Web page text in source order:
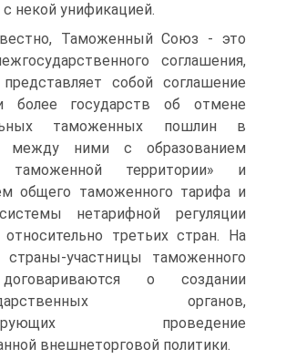
с некой унификацией.
Таможенный Союз - это
соглашения,
собой соглашение
более государств об отмене
таможенных пошлин в
между ними с образованием
таможенной территории» и
общего таможенного тарифа и
нетарифной регуляции
относительно третьих стран. На
страны-участницы таможенного
о создании
органов,
проведение
внешнеторговой политики.